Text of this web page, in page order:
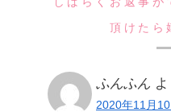
頂けたら
ふんふん
2020年11月